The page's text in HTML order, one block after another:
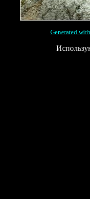
Generated